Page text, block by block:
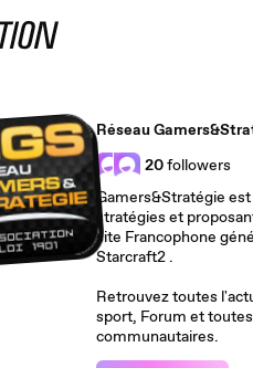
Réseau
20followers
Gamers&Stratégie
stratégies et
site Francophone généraliste ou encore
Starcraft2 .
Retrouvez toutes
sport, Forum et
communautaires.